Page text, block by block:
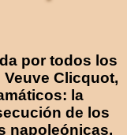
por todos los
Clicquot,
la
de los
napoleónicas,